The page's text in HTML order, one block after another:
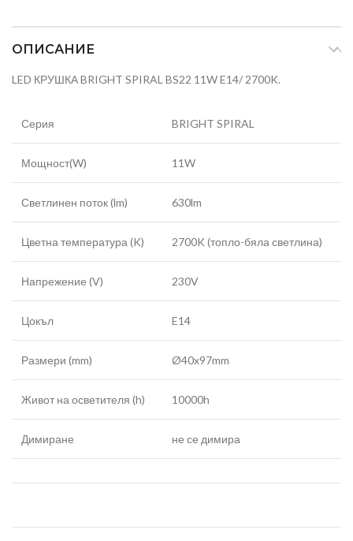
ОПИСАНИЕ
LED КРУШКА BRIGHT SPIRAL BS22 11W E14/ 2700K.
Серия BRIGHT SPIRAL
Мощност(W) 11W
Светлинен поток (lm) 630lm
Цветна температура (K) 2700K (топло-бяла светлина)
Напрежение (V) 230V
Цокъл E14
Размери (mm) Ø40x97mm
Живот на осветителя (h) 10000h
Димиране не се димира